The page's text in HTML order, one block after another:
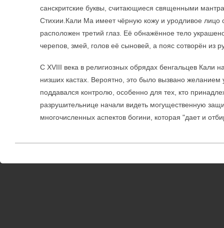
санскритские буквы, считающиеся священными
Стихии.Кали Ма имеет чёрную кожу и уродливое
расположен третий глаз. Её обнажённое тело
черепов, змей, голов её сыновей, а пояс сотворён из
С XVIII века в религиозных обрядах бенгальцев Кали
низших кастах. Вероятно, это было вызвано
поддавался контролю, особенно для тех, кто
разрушительнице начали видеть могущественную
многочисленных аспектов богини, которая "дает и